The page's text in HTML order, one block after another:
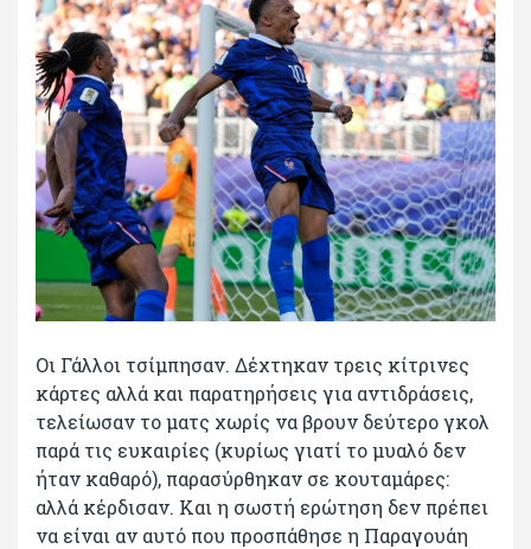
Οι Γάλλοι τσίμπησαν. Δέχτηκαν τρεις κίτρινες
κάρτες αλλά και παρατηρήσεις για αντιδράσεις,
τελείωσαν το ματς χωρίς να βρουν δεύτερο γκολ
παρά τις ευκαιρίες (κυρίως γιατί το μυαλό δεν
ήταν καθαρό), παρασύρθηκαν σε κουταμάρες:
αλλά κέρδισαν. Και η σωστή ερώτηση δεν πρέπει
να είναι αν αυτό που προσπάθησε η Παραγουάη